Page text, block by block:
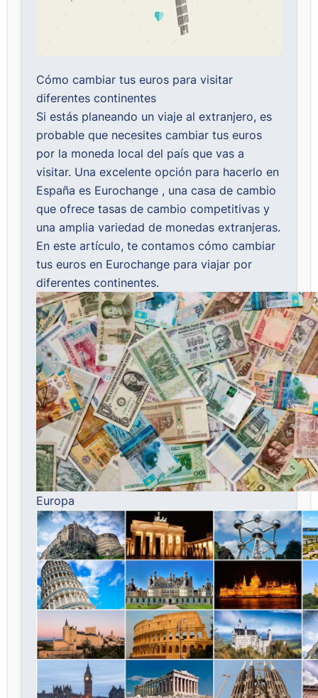
Cómo cambiar tus euros para visitar
diferentes continentes
Si estás planeando un viaje al extranjero, es
probable que necesites cambiar tus euros
por la moneda local del país que vas a
visitar. Una excelente opción para hacerlo en
España es Eurochange , una casa de cambio
que ofrece tasas de cambio competitivas y
una amplia variedad de monedas extranjeras.
En este artículo, te contamos cómo cambiar
tus euros en Eurochange para viajar por
diferentes continentes.
Europa